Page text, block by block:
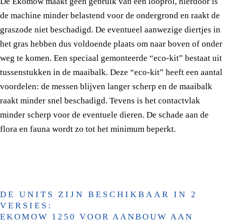
de machine minder belastend voor de ondergrond en raakt de
graszode niet beschadigd. De eventueel aanwezige diertjes in
het gras hebben dus voldoende plaats om naar boven of onder
weg te komen. Een speciaal gemonteerde “eco-kit” bestaat uit
tussenstukken in de maaibalk. Deze “eco-kit” heeft een aantal
voordelen: de messen blijven langer scherp en de maaibalk
raakt minder snel beschadigd. Tevens is het contactvlak
minder scherp voor de eventuele dieren. De schade aan de
flora en fauna wordt zo tot het minimum beperkt.
DE UNITS ZIJN BESCHIKBAAR IN 2
VERSIES:
EKOMOW 1250 VOOR AANBOUW AAN